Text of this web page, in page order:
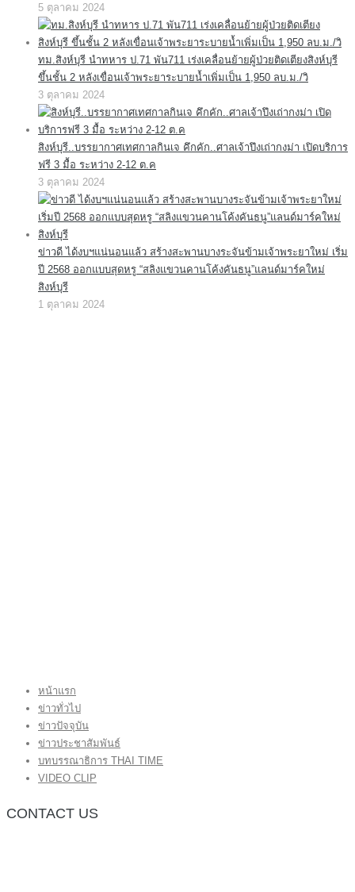
5 ตุลาคม 2024
ทม.สิงห์บุรี นำทหาร ป.71 พัน711 เร่งเคลื่อนย้ายผู้ป่วยติดเตียงสิงห์บุรี
ขึ้นชั้น 2 หลังเขื่อนเจ้าพระยาระบายน้ำเพิ่มเป็น 1,950 ลบ.ม./วิ
3 ตุลาคม 2024
สิงห์บุรี..บรรยากาศเทศกาลกินเจ คึกคัก..ศาลเจ้าปึงเถ่ากงม่า เปิดบริการ
ฟรี 3 มื้อ ระหว่าง 2-12 ต.ค
3 ตุลาคม 2024
ข่าวดี ได้งบฯแน่นอนแล้ว สร้างสะพานบางระจันข้ามเจ้าพระยาใหม่ เริ่ม
ปี 2568 ออกแบบสุดหรู “สลิงแขวนคานโค้งคันธนู”แลนด์มาร์คใหม่
สิงห์บุรี
1 ตุลาคม 2024
หน้าแรก
ข่าวทั่วไป
ข่าวปัจจุบัน
ข่าวประชาสัมพันธ์
บทบรรณาธิการ THAI TIME
VIDEO CLIP
CONTACT US